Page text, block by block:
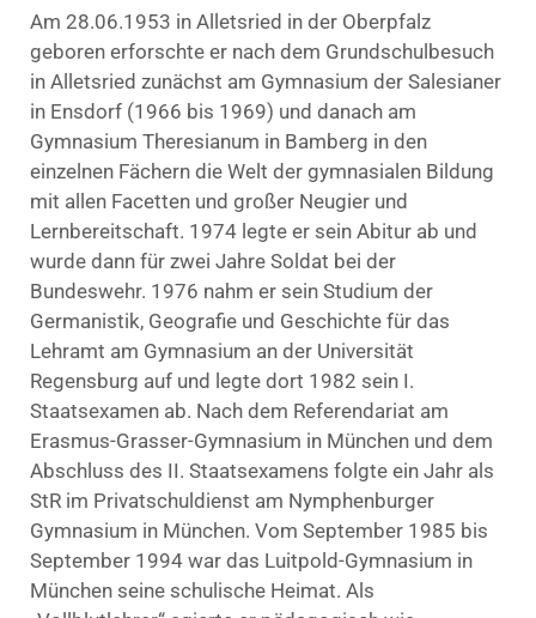
Am 28.06.1953 in Alletsried in der Oberpfalz
geboren erforschte er nach dem Grundschulbesuch
in Alletsried zunächst am Gymnasium der Salesianer
in Ensdorf (1966 bis 1969) und danach am
Gymnasium Theresianum in Bamberg in den
einzelnen Fächern die Welt der gymnasialen Bildung
mit allen Facetten und großer Neugier und
Lernbereitschaft. 1974 legte er sein Abitur ab und
wurde dann für zwei Jahre Soldat bei der
Bundeswehr. 1976 nahm er sein Studium der
Germanistik, Geografie und Geschichte für das
Lehramt am Gymnasium an der Universität
Regensburg auf und legte dort 1982 sein I.
Staatsexamen ab. Nach dem Referendariat am
Erasmus-Grasser-Gymnasium in München und dem
Abschluss des II. Staatsexamens folgte ein Jahr als
StR im Privatschuldienst am Nymphenburger
Gymnasium in München. Vom September 1985 bis
September 1994 war das Luitpold-Gymnasium in
München seine schulische Heimat. Als